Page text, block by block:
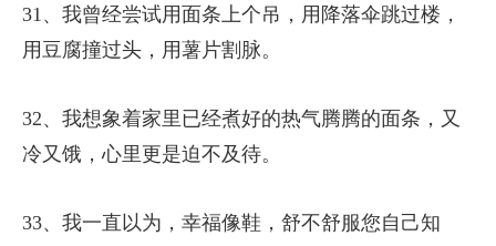
31、我曾经尝试用面条上个吊，用降落伞跳过楼，
用豆腐撞过头，用薯片割脉。
32、我想象着家里已经煮好的热气腾腾的面条，又
冷又饿，心里更是迫不及待。
33、我一直以为，幸福像鞋，舒不舒服您自己知